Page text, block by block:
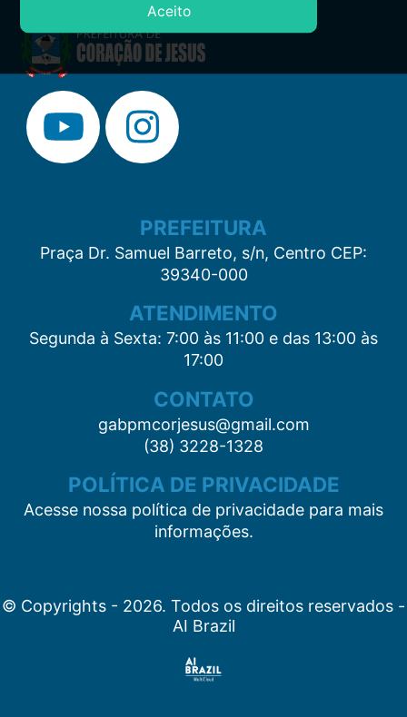
PREFEITURA
Praça Dr. Samuel Barreto, s/n, Centro CEP:
39340-000
ATENDIMENTO
Segunda à Sexta: 7:00 às 11:00 e das 13:00 às
17:00
CONTATO
gabpmcorjesus@gmail.com
(38) 3228-1328
POLÍTICA DE PRIVACIDADE
Acesse nossa política de privacidade para mais
informações.
© Copyrights - 2026. Todos os direitos reservados -
AI Brazil
Aceito